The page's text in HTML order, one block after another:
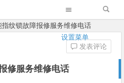
设置菜单
指纹锁故障报修服务维修电话
修服务维修电话
发表评论